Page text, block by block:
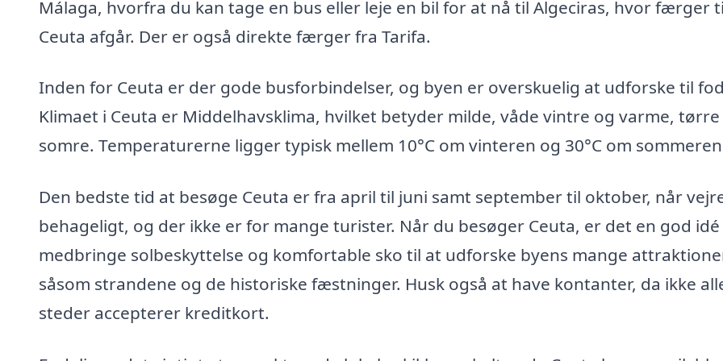
Málaga, hvorfra du kan tage en bus eller leje en bil for at nå til Algeciras, hvor færger
Ceuta afgår. Der er også direkte færger fra Tarifa.
Inden for Ceuta er der gode busforbindelser, og byen er overskuelig at udforske til
Klimaet i Ceuta er Middelhavsklima, hvilket betyder milde, våde vintre og varme, tørre
somre. Temperaturerne ligger typisk mellem 10°C om vinteren og 30°C om
Den bedste tid at besøge Ceuta er fra april til juni samt september til oktober, når
behageligt, og der ikke er for mange turister. Når du besøger Ceuta, er det en god
medbringe solbeskyttelse og komfortable sko til at udforske byens mange
såsom strandene og de historiske fæstninger. Husk også at have kontanter, da ikke
steder accepterer kreditkort.